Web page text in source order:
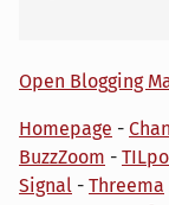
Open Blogging
Homepage -
BuzzZoom -
Signal - Threema